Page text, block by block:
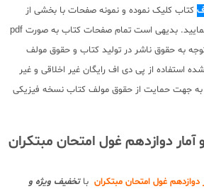
کتاب کلیک نموده و نمونه صفحات با بخشی از
کتاب را بطور رایگان ملاحظه نمایید. بدیهی است تمام صفحات کتاب به صورت pdf
توجه به حقوق ناشر در تولید کتاب و حقوق مولف
استفاده از پی دی اف رایگان غیر اخلاقی و غیر
جهت حمایت از حقوق مولف کتاب نسخه فیزیکی
دوازدهم غول امتحان مبتکران
غول امتحان مبتکران با تخفیف ویژه و